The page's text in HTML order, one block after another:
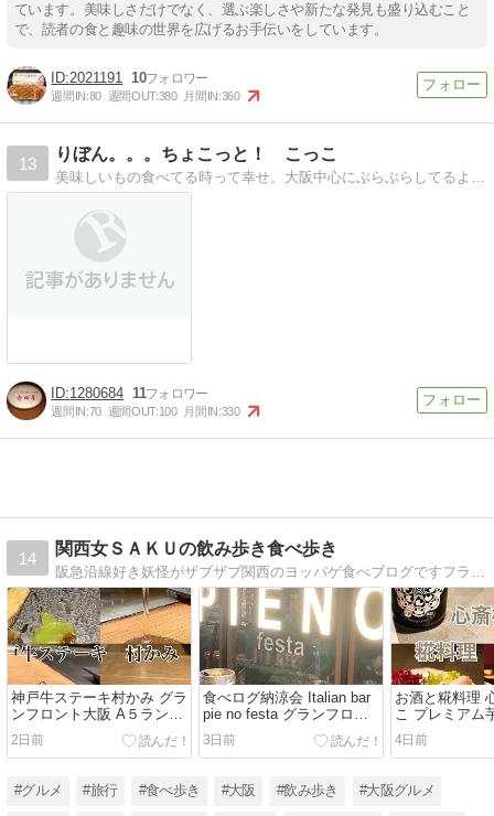
ています。美味しさだけでなく、選ぶ楽しさや新たな発見も盛り込むこと
で、読者の食と趣味の世界を広げるお手伝いをしています。
2021191 10
週間IN:80 週間OUT:380 月間IN:360
13
りぼん。。。ちょこっと！ こっこ
1280684 11
週間IN:70 週間OUT:100 月間IN:330
14
関西女ＳＡＫＵの飲み歩き食べ歩き
神戸牛ステーキ村かみ グラ
ンフロント大阪 A５ランク
高級鉄板焼 デート 大阪デ
ィナー 接待 わ
2日前
食べログ納涼会 Italian bar
pie no festa グランフロン
ト イタリアン
3日前
お酒と糀料理
こ プレミアム
白黒パンダご
豚 赤ワイン バ
4日前
#グルメ #旅行 #食べ歩き #大阪 #飲み歩き #大阪グルメ